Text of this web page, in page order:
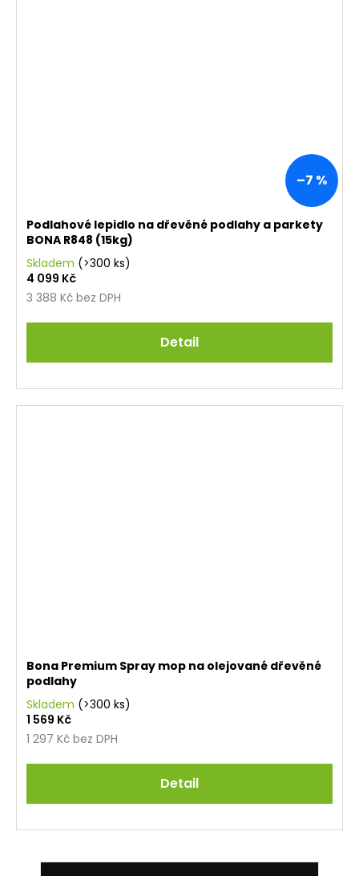
–7 %
Podlahové lepidlo na dřevěné podlahy a parkety
BONA R848 (15kg)
Skladem (>300 ks)
3 388 Kč bez DPH
4 099 Kč
Detail
Bona Premium Spray mop na olejované dřevěné
podlahy
Skladem (>300 ks)
1 297 Kč bez DPH
1 569 Kč
Detail